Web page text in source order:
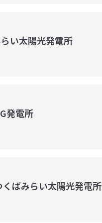
い太陽光発電所
発電所
ばみらい太陽光発電所